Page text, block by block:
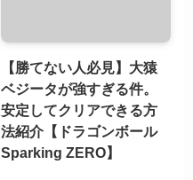
【勝てない人必見】大猿
ベジータが強すぎる件。
安定してクリアできる方
法紹介【ドラゴンボール
Sparking ZERO】